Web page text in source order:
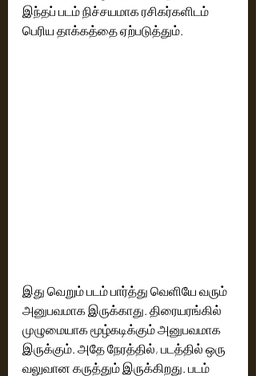
இந்தப் படம் நிச்சயமாக ரசிகர்களிடம்
பெரிய தாக்கத்தை ஏற்படுத்தும்.
இது வெறும் படம் பார்த்து வெளியே வரும்
அனுபவமாக இருக்காது. திரையரங்கில்
முழுமையாக மூழ்கடிக்கும் அனுபவமாக
இருக்கும். அதே நேரத்தில், படத்தில் ஒரு
வலுவான கருத்தும் இருக்கிறது. படம்